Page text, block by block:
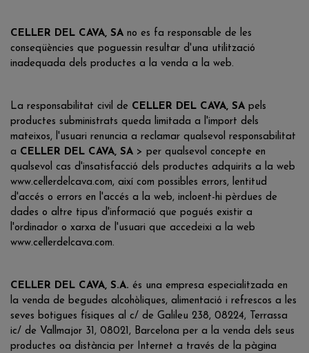
CELLER DEL CAVA, SA no es fa responsable de les
conseqüències que poguessin resultar d'una utilització
inadequada dels productes a la venda a la web.
La responsabilitat civil de CELLER DEL CAVA, SA pels
productes subministrats queda limitada a l'import dels
mateixos, l'usuari renuncia a reclamar qualsevol responsabilitat
a CELLER DEL CAVA, SA > per qualsevol concepte en
qualsevol cas d'insatisfacció dels productes adquirits a la web
www.cellerdelcava.com, així com possibles errors, lentitud
d'accés o errors en l'accés a la web, incloent-hi pèrdues de
dades o altre tipus d'informació que pogués existir a
l'ordinador o xarxa de l'usuari que accedeixi a la web
www.cellerdelcava.com.
CELLER DEL CAVA, S.A. és una empresa especialitzada en
la venda de begudes alcohòliques, alimentació i refrescos a les
seves botigues físiques al c/ de Galileu 238, 08224, Terrassa
ic/ de Vallmajor 31, 08021, Barcelona per a la venda dels seus
productes oa distància per Internet a través de la pàgina